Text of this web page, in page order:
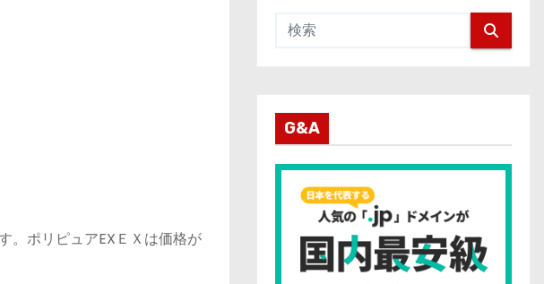
。ポリピュアEXＥＸは価格が
G&A